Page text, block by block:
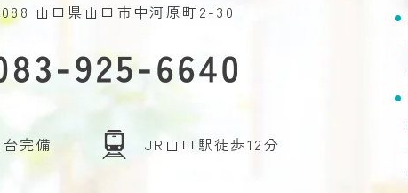
山口県山口市中河原町2-30
完備 JR山口駅徒歩12分